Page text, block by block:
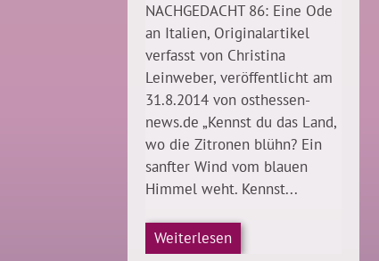
NACHGEDACHT 86: Eine Ode
an Italien, Originalartikel
verfasst von Christina
Leinweber, veröffentlicht am
31.8.2014 von osthessen-
news.de „Kennst du das Land,
wo die Zitronen blühn? Ein
sanfter Wind vom blauen
Himmel weht. Kennst...
Weiterlesen